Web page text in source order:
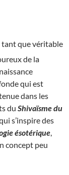
tant que véritable
de la
qui est
dans les
du Shivaïsme du
s’inspire des
ésotérique
concept peu